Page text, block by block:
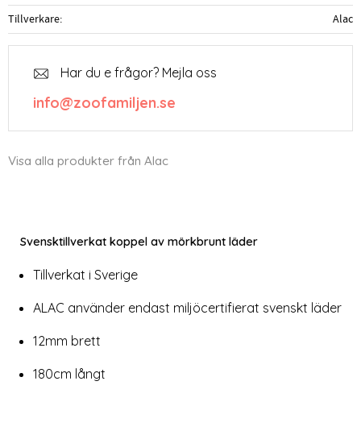
Tillverkare
Alac
Har du e frågor? Mejla oss
info@zoofamiljen.se
Visa alla produkter från Alac
Svensktillverkat koppel av mörkbrunt läder
Tillverkat i Sverige
ALAC använder endast miljöcertifierat svenskt läder
12mm brett
180cm långt